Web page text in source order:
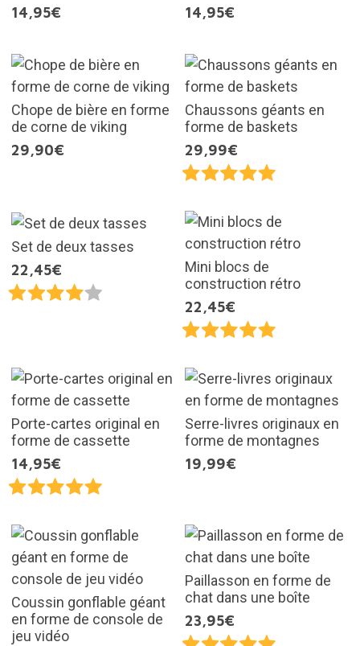
14,95€
14,95€
Chope de bière en forme
de corne de viking
29,90€
Chaussons géants en
forme de baskets
29,99€
Set de deux tasses
22,45€
Mini blocs de
construction rétro
22,45€
Porte-cartes original en
forme de cassette
14,95€
Serre-livres originaux en
forme de montagnes
19,99€
Coussin gonflable géant
en forme de console de
jeu vidéo
Paillasson en forme de
chat dans une boîte
23,95€